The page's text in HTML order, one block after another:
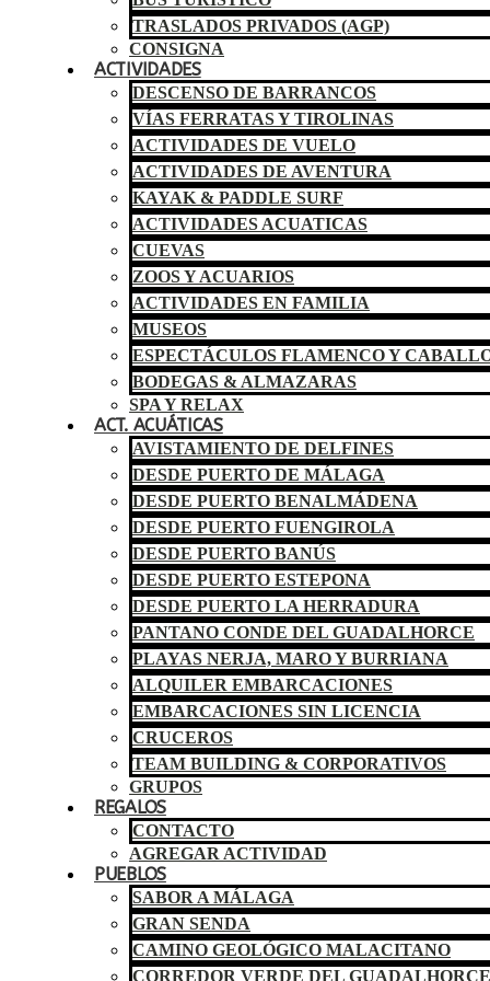
TRASLADOS PRIVADOS (AGP)
CONSIGNA
ACTIVIDADES
DESCENSO DE BARRANCOS
VÍAS FERRATAS Y TIROLINAS
ACTIVIDADES DE VUELO
ACTIVIDADES DE AVENTURA
KAYAK & PADDLE SURF
ACTIVIDADES ACUATICAS
CUEVAS
ZOOS Y ACUARIOS
ACTIVIDADES EN FAMILIA
MUSEOS
ESPECTÁCULOS FLAMENCO Y
BODEGAS & ALMAZARAS
SPA Y RELAX
ACT. ACUÁTICAS
AVISTAMIENTO DE DELFINES
DESDE PUERTO DE MÁLAGA
DESDE PUERTO BENALMÁDENA
DESDE PUERTO FUENGIROLA
DESDE PUERTO BANÚS
DESDE PUERTO ESTEPONA
DESDE PUERTO LA HERRADURA
PANTANO CONDE DEL GUADALHORCE
PLAYAS NERJA, MARO Y BURRIANA
ALQUILER EMBARCACIONES
EMBARCACIONES SIN LICENCIA
CRUCEROS
TEAM BUILDING & CORPORATIVOS
GRUPOS
REGALOS
CONTACTO
AGREGAR ACTIVIDAD
PUEBLOS
SABOR A MÁLAGA
GRAN SENDA
CAMINO GEOLÓGICO MALACITANO
CORREDOR VERDE DEL GUADALHORCE